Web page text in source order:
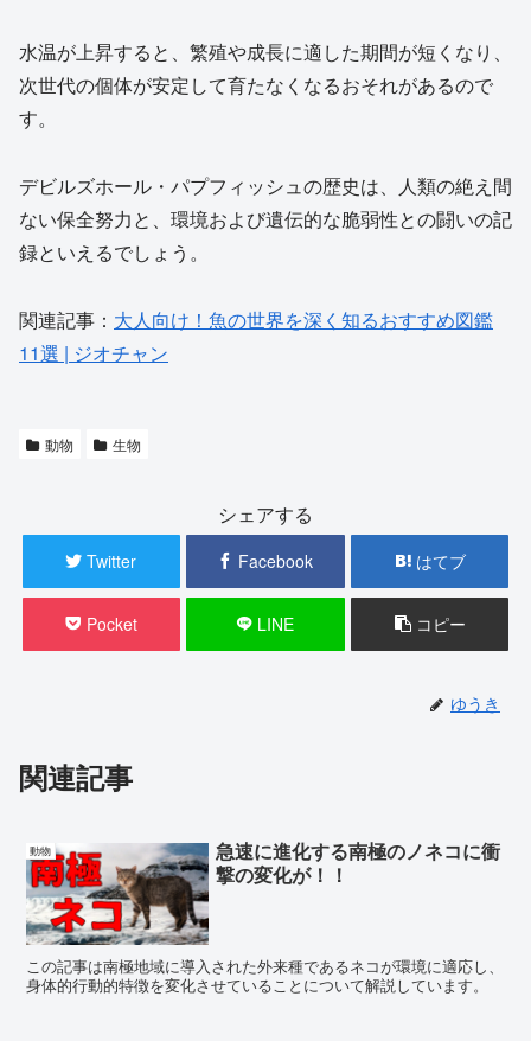
水温が上昇すると、繁殖や成長に適した期間が短くなり、
次世代の個体が安定して育たなくなるおそれがあるので
す。
デビルズホール・パプフィッシュの歴史は、人類の絶え間
ない保全努力と、環境および遺伝的な脆弱性との闘いの記
録といえるでしょう。
関連記事： 大人向け！魚の世界を深く知るおすすめ図鑑
11選 | ジオチャン
動物 生物
シェアする
Twitter Facebook はてブ
Pocket LINE コピー
ゆうき
関連記事
動物
急速に進化する南極のノネコに衝
撃の変化が！！
この記事は南極地域に導入された外来種であるネコが環境に適応し、
身体的行動的特徴を変化させていることについて解説しています。